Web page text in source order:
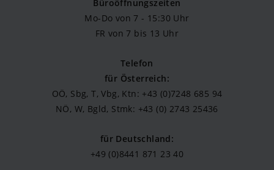
Büroöffnungszeiten
Mo-Do von 7 - 15:30 Uhr
FR von 7 bis 13 Uhr
Telefon
für Österreich:
OÖ, Sbg, T, Vbg, Ktn: +43 (0)7248 685 94
NÖ, W, Bgld, Stmk: +43 (0) 2743 25436
für Deutschland:
+49 (0)8441 871 23 40